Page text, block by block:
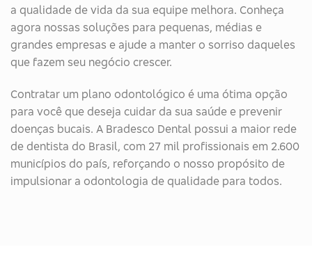
a qualidade de vida da sua equipe melhora. Conheça
agora nossas soluções para pequenas, médias e
grandes empresas e ajude a manter o sorriso daqueles
que fazem seu negócio crescer.
Contratar um plano odontológico é uma ótima opção
para você que deseja cuidar da sua saúde e prevenir
doenças bucais. A Bradesco Dental possui a maior rede
de dentista do Brasil, com 27 mil profissionais em 2.600
municípios do país, reforçando o nosso propósito de
impulsionar a odontologia de qualidade para todos.